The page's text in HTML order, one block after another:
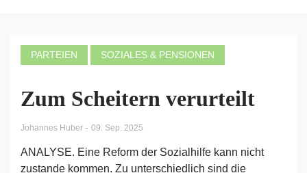
PARTEIEN SOZIALES & PENSIONEN
Zum Scheitern verurteilt
Johannes Huber - 09. Sep. 2025
ANALYSE. Eine Reform der Sozialhilfe kann nicht
zustande kommen. Zu unterschiedlich sind die